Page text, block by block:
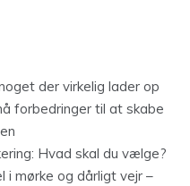
der virkelig lader op
forbedringer til at skabe
Hvad skal du vælge?
i mørke og dårligt vejr –